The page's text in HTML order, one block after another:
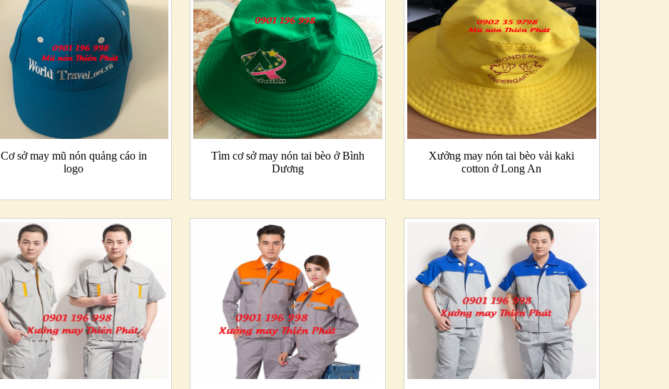
Cơ sở may mũ nón quảng cáo in
logo
Tìm cơ sở may nón tai bèo ở Bình
Dương
Xưởng may nón tai bèo vải kaki
cotton ở Long An